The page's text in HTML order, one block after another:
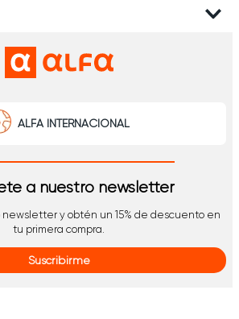
ALFA INTERNACIONAL
a nuestro newsletter
y obtén un 15% de descuento en
tu primera compra.
Suscribirme